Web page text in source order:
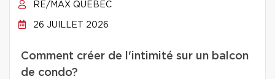
RE/MAX QUÉBEC
26 JUILLET 2026
Comment créer de l'intimité sur un balcon
de condo?